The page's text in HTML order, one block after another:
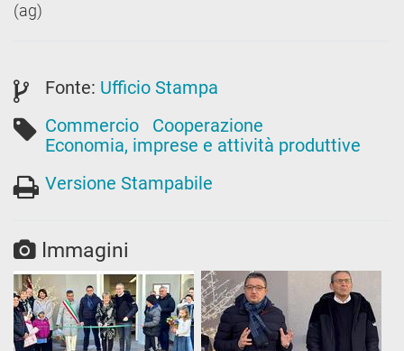
(ag)
Fonte: Ufficio Stampa
Commercio
Cooperazione
Economia, imprese e attività produttive
Versione Stampabile
Immagini